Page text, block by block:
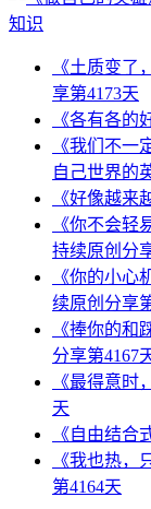
知识
《土质变了
享第4173天
《各有各的
《我们不一
自己世界的
《好像越来
《你不会轻
持续原创分
《你的小心
续原创分享
《捧你的和
分享第4167
《最得意时
天
《自由结合
《我也热，
第4164天